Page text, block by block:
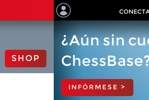
SHOP
¿Aún sin
INFÓRMESE >